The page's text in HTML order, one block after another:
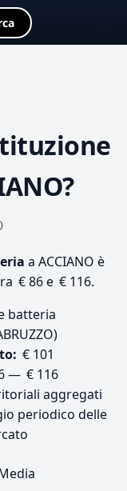
a ACCIANO è
€ 86 e € 116.
batteria
€ 101
— € 116
aggregati
periodico delle